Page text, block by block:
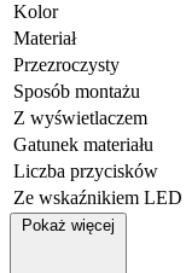
Kolor
Materiał
Przezroczysty
Sposób montażu
Z wyświetlaczem
Gatunek materiału
Liczba przycisków
Ze wskaźnikiem LED
Pokaż więcej